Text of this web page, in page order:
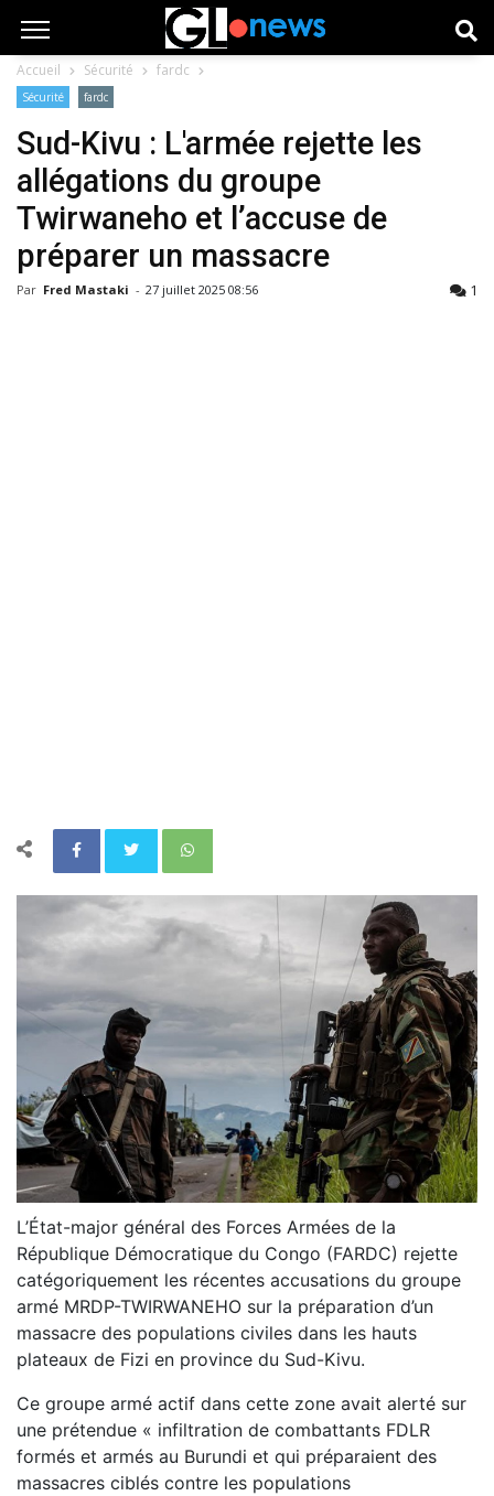
Accueil Sécurité fardc
Sécurité fardc
Sud-Kivu : L'armée rejette les
allégations du groupe
Twirwaneho et l’accuse de
préparer un massacre
Par Fred Mastaki - 27 juillet 2025 08:56 1
L’État-major général des Forces Armées de la
République Démocratique du Congo (FARDC) rejette
catégoriquement les récentes accusations du groupe
armé MRDP-TWIRWANEHO sur la préparation d’un
massacre des populations civiles dans les hauts
plateaux de Fizi en province du Sud-Kivu.
Ce groupe armé actif dans cette zone avait alerté sur
une prétendue « infiltration de combattants FDLR
formés et armés au Burundi et qui préparaient des
massacres ciblés contre les populations